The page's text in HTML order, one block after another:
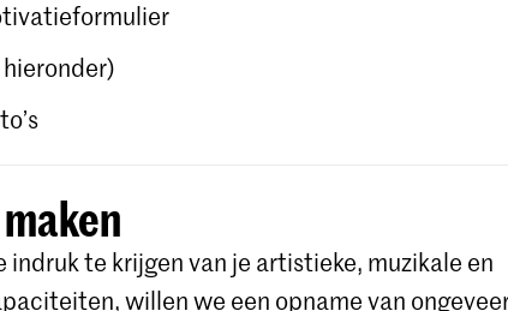
hieronder)
indruk te krijgen van je artistieke, muzikale en
willen we een opname van